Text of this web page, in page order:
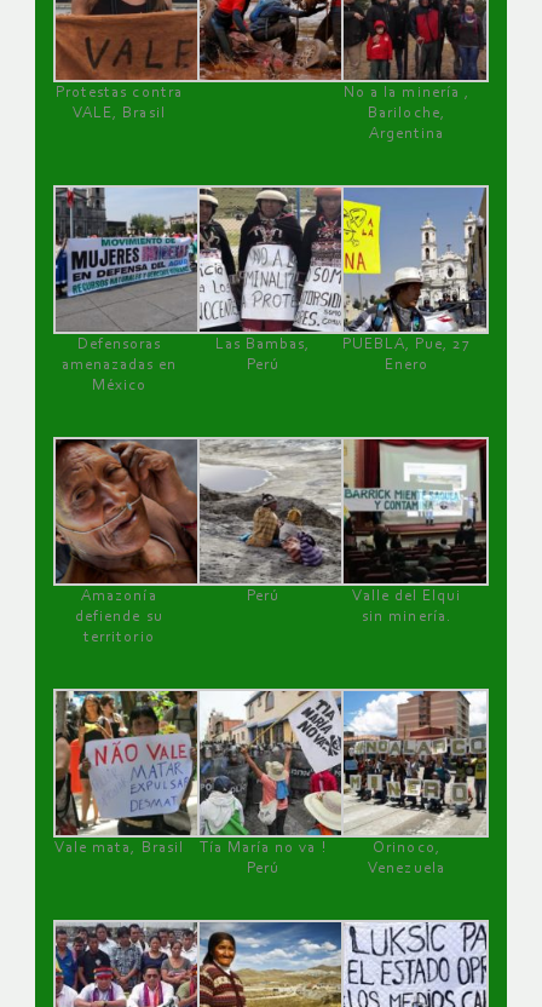
Protestas contra
VALE, Brasil
No a la minería ,
Bariloche,
Argentina
Defensoras
amenazadas en
México
Las Bambas,
Perú
PUEBLA, Pue, 27
Enero
Amazonía
defiende su
territorio
Perú
Valle del Elqui
sin minería.
Vale mata, Brasil
Tía María no va !
Perú
Orinoco,
Venezuela